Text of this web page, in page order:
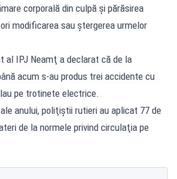
corporală din culpă şi părăsirea
modificarea sau ştergerea urmelor
al IPJ Neamţ a declarat că de la
acum s-au produs trei accidente cu
pe trotinete electrice.
anului, poliţiştii rutieri au aplicat 77 de
de la normele privind circulaţia pe